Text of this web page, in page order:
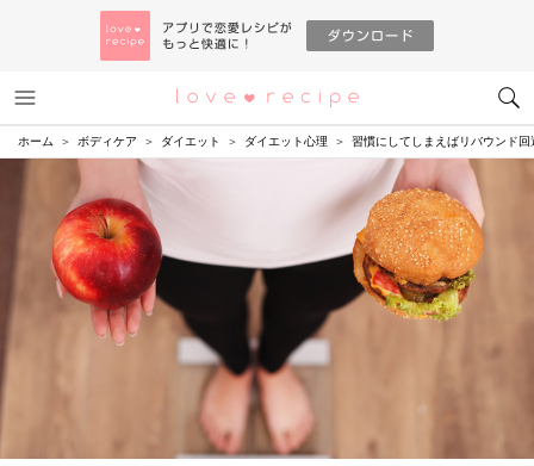
恋愛レシピ
ホーム ボディケア ダイエット ダイエット心理 習慣にしてしまえばリバウンド